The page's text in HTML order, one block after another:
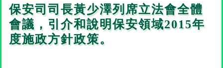
保安司司長黃少澤列席立法會全體
會議，引介和說明保安領域2015年
度施政方針政策。